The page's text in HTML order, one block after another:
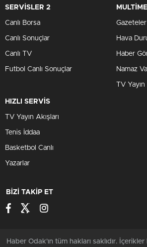
SERVİSLER 2
Canlı Borsa
Canlı Sonuçlar
Canlı TV
Futbol Canlı Sonuçlar
Gazeteler
Hava
Haber
Namaz
TV Yayın
HIZLI SERVİS
TV Yayın Akışları
Tenis İddaa
Basketbol Canlı
Yazarlar
BİZİ TAKİP ET
Haber Odak'ın tüm hakları saklıdır.